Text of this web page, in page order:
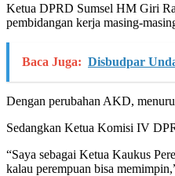
Ketua DPRD Sumsel HM Giri
pembidangan kerja masing-
Baca Juga: Disbudpar
Dengan perubahan AKD,
Sedangkan Ketua Komisi IV
“Saya sebagai Ketua Kaukus
kalau perempuan bisa